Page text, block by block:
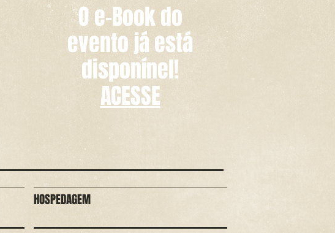
O e-Book do
evento já está
disponínel!
ACESSE
HOSPEDAGEM